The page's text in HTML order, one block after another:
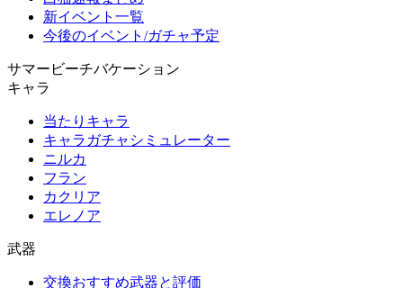
新イベント一覧
今後のイベント/ガチャ予定
サマービーチバケーション
キャラ
当たりキャラ
キャラガチャシミュレーター
ニルカ
フラン
カクリア
エレノア
武器
交換おすすめ武器と評価